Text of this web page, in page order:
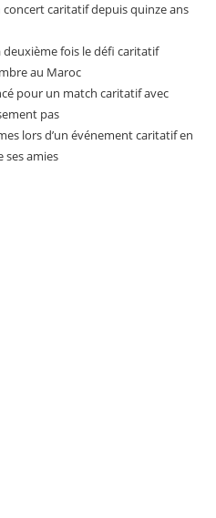
concert caritatif depuis quinze ans
fois le défi caritatif
au Maroc
pour un match caritatif avec
pas
lors d’un événement caritatif en
ses amies